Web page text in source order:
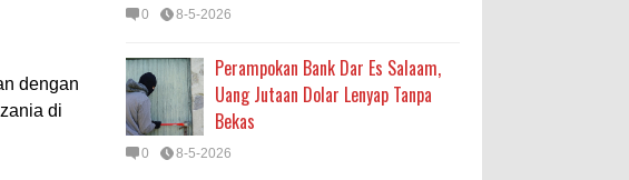
dengan
di
0 8-5-2026
Perampokan Bank Dar Es Salaam,
Uang Jutaan Dolar Lenyap Tanpa
Bekas
0 8-5-2026